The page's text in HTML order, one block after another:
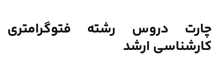
چارت دروس رشته فتوگرامتری
کارشناسی ارشد